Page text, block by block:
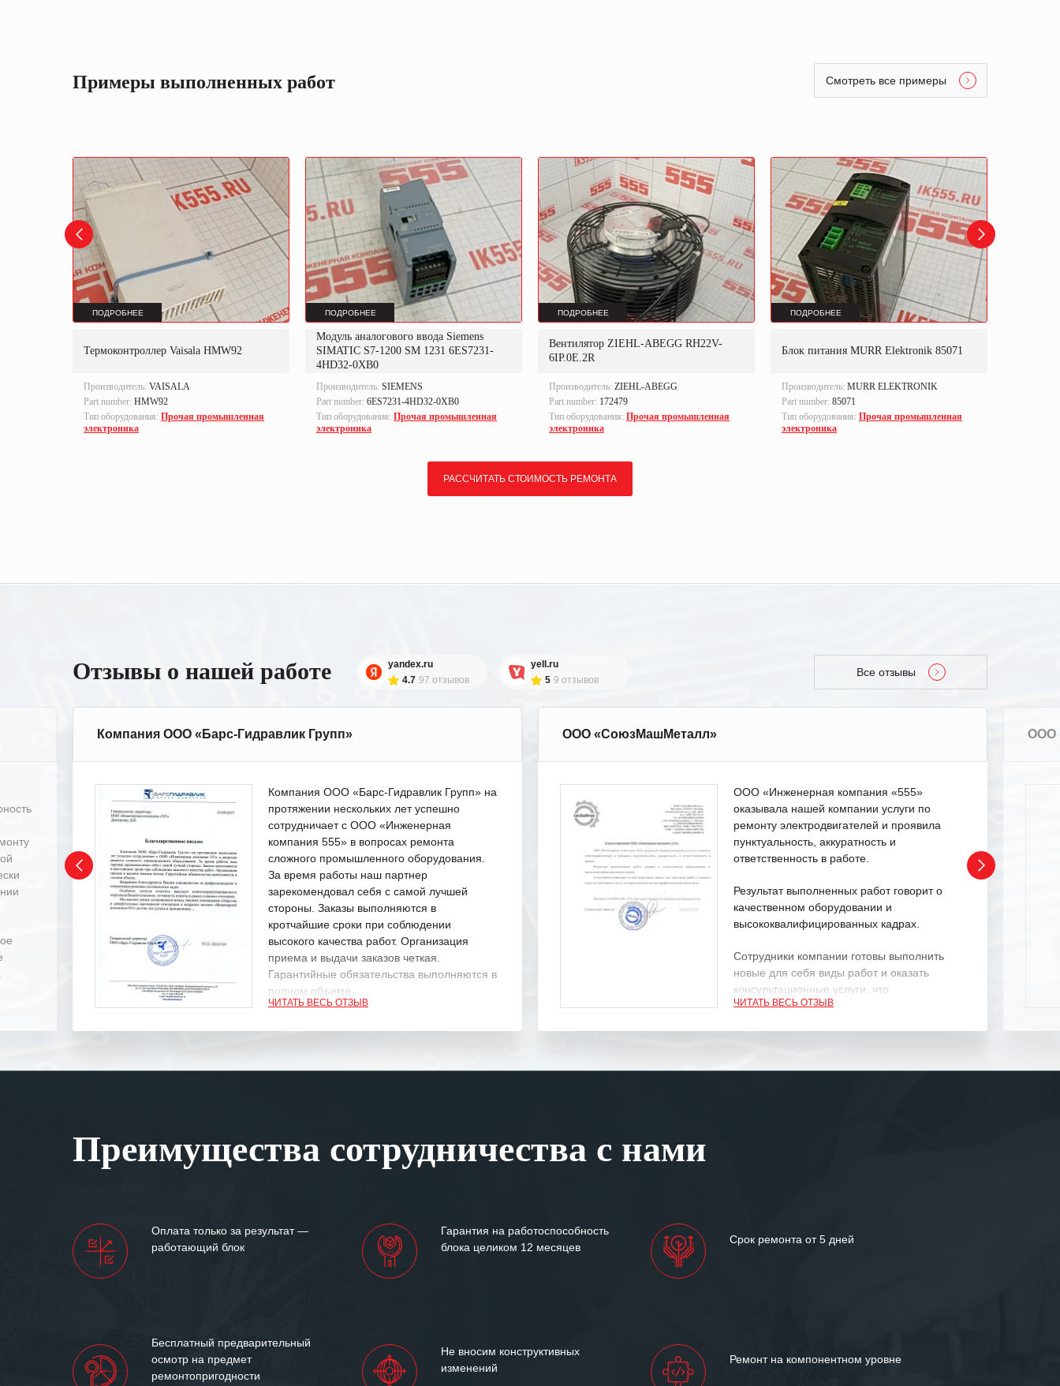
Примеры выполненных работ Смотреть все примеры
ПОДРОБНЕЕ
Термоконтроллер Vaisala HMW92
Производитель: VAISALA
Part number: HMW92
Тип оборудования: Прочая промышленная
электроника
ПОДРОБНЕЕ
Модуль аналогового ввода Siemens
SIMATIC S7-1200 SM 1231 6ES7231-
4HD32-0XB0
Производитель: SIEMENS
Part number: 6ES7231-4HD32-0XB0
Тип оборудования: Прочая промышленная
электроника
ПОДРОБНЕЕ
Вентилятор ZIEHL-ABEGG RH22V-
6IP.0E.2R
Производитель: ZIEHL-ABEGG
Part number: 172479
Тип оборудования: Прочая промышленная
электроника
ПОДРОБНЕЕ
Блок питания MURR Elektronik 85071
Производитель: MURR ELEKTRONIK
Part number: 85071
Тип оборудования: Прочая промышленная
электроника
РАССЧИТАТЬ СТОИМОСТЬ РЕМОНТА
Отзывы о нашей работе
yandex.ru
4.7 97 отзывов
yell.ru
5 9 отзывов
Все отзывы
Компания ООО «Барс-Гидравлик Групп»
Компания ООО «Барс-Гидравлик Групп» на
протяжении нескольких лет успешно
сотрудничает с ООО «Инженерная
компания 555» в вопросах ремонта
сложного промышленного оборудования.
За время работы наш партнер
зарекомендовал себя с самой лучшей
стороны. Заказы выполняются в
кротчайшие сроки при соблюдении
высокого качества работ. Организация
приема и выдачи заказов четкая.
Гарантийные обязательства выполняются в
полном объеме.
Мы высоко ценим сложившиеся между
«555» долгих лет успеха и процветания.
ЧИТАТЬ ВЕСЬ ОТЗЫВ
ООО «СоюзМашМеталл»
ООО «Инженерная компания «555»
оказывала нашей компании услуги по
ремонту электродвигателей и проявила
пунктуальность, аккуратность и
ответственность в работе.
Результат выполненных работ говорит о
качественном оборудовании и
высококвалифицированных кадрах.
Сотрудники компании готовы выполнить
новые для себя виды работ и оказать
консультационные услуги, что
характеризует их как профессионалов
ответственного и надежного поставщика
ЧИТАТЬ ВЕСЬ ОТЗЫВ
ООО
Преимущества сотрудничества с нами
Оплата только за результат —
работающий блок
Гарантия на работоспособность
блока целиком 12 месяцев
Срок ремонта от 5 дней
Бесплатный предварительный
осмотр на предмет
ремонтопригодности
Не вносим конструктивных
изменений
Ремонт на компонентном уровне